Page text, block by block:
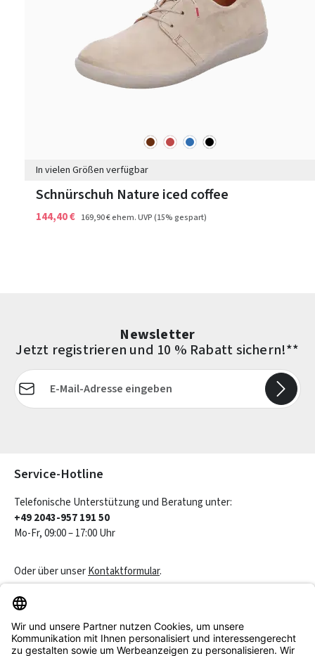
braunrot blau schwarz
In vielen Größen verfügbar
Schnürschuh Nature iced coffee
144,40 € 169,90 €ehem. UVP(15% gespart)
Newsletter
Jetzt registrieren und 10 % Rabatt sichern!**
E-Mail-Adresse*
Service-Hotline
Telefonische Unterstützung und Beratung unter:
+49 2043-957 191 50
Mo-Fr, 09:00 – 17:00 Uhr
Oder über unserKontaktformular.